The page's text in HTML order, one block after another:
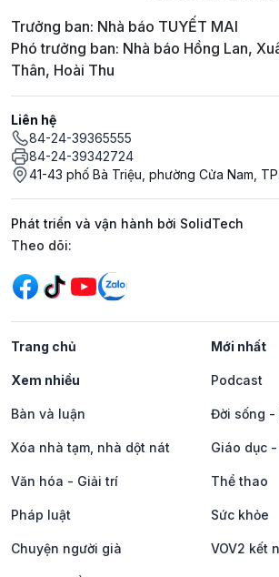
Trưởng ban: Nhà báo TUYẾT MAI
Phó trưởng ban: Nhà báo Hồng Lan,
Thân, Hoài Thu
Liên hệ
84-24-39365555
84-24-39342724
41-43 phố Bà Triệu, phường Cửa Nam,
Phát triển và vận hành bởi SolidTech
Mạng xã hội
Theo dõi:
Trang chủ Mới nhất
Xem nhiều Podcast
Bàn và luận Đời sống -
Xóa nhà tạm, nhà dột nát Giáo dục
Văn hóa - Giải trí Thể thao
Pháp luật Sức khỏe
Chuyện người già VOV2 kết